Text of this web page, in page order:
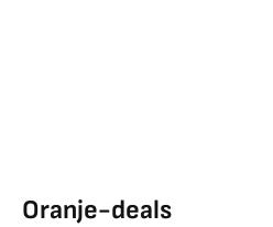
Oranje-deals